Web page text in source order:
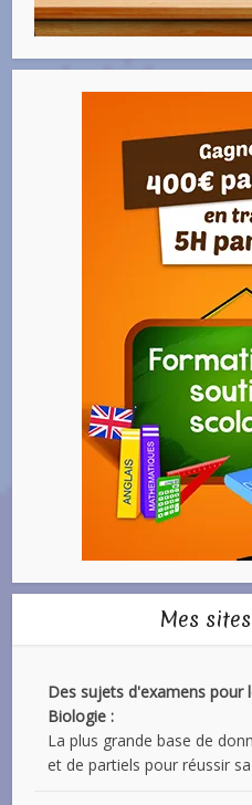
Mes
Des sujets d'examens pour
Biologie :
La plus grande base de
et de partiels pour réussir